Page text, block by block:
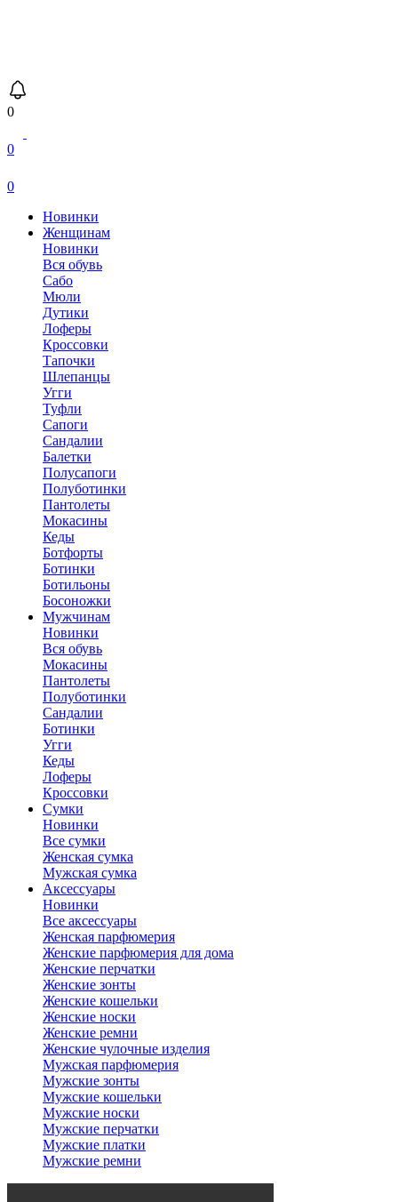
0
0
0
Новинки
Женщинам
Новинки
Вся обувь
Сабо
Мюли
Дутики
Лоферы
Кроссовки
Тапочки
Шлепанцы
Угги
Туфли
Сапоги
Сандалии
Балетки
Полусапоги
Полуботинки
Пантолеты
Мокасины
Кеды
Ботфорты
Ботинки
Ботильоны
Босоножки
Мужчинам
Новинки
Вся обувь
Мокасины
Пантолеты
Полуботинки
Сандалии
Ботинки
Угги
Кеды
Лоферы
Кроссовки
Сумки
Новинки
Все сумки
Женская сумка
Мужская сумка
Аксессуары
Новинки
Все аксессуары
Женская парфюмерия
Женские парфюмерия для дома
Женские перчатки
Женские зонты
Женские кошельки
Женские носки
Женские ремни
Женские чулочные изделия
Мужская парфюмерия
Мужские зонты
Мужские кошельки
Мужские носки
Мужские перчатки
Мужские платки
Мужские ремни